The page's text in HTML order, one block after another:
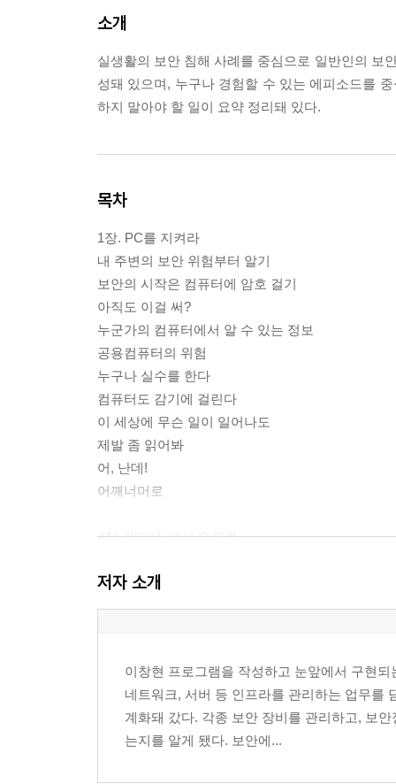
소개
실생활의 보안 침해 사례를 중심으로 일반인의 보
성돼 있으며, 누구나 경험할 수 있는 에피소드를
하지 말아야 할 일이 요약 정리돼 있다.
목차
1장. PC를 지켜라
내 주변의 보안 위험부터 알기
보안의 시작은 컴퓨터에 암호 걸기
아직도 이걸 써?
누군가의 컴퓨터에서 알 수 있는 정보
공용컴퓨터의 위험
누구나 실수를 한다
컴퓨터도 감기에 걸린다
이 세상에 무슨 일이 일어나도
제발 좀 읽어봐
어, 난데!
어깨너머로
2장. 인터넷 세상 속으로
그 사이트에 무슨 일이
세상에 공짜는 없다
내 컴퓨터의 악성코드
장미의 유혹
화이트 해커와의 만남
금융거래 참 어렵다
저자 소개
이창현 프로그램을 작성하고 눈앞에서 구현
네트워크, 서버 등 인프라를 관리하는 업무를
계화돼 갔다. 각종 보안 장비를 관리하고, 보
는지를 알게 됐다. 보안에...